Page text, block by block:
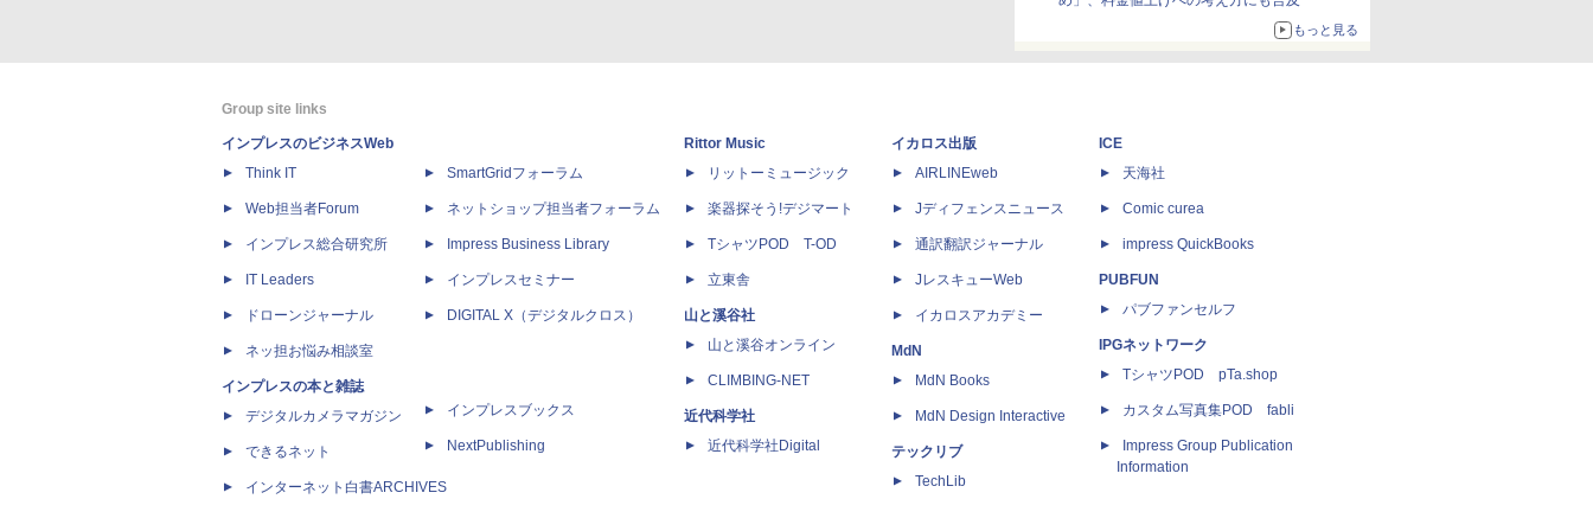
もっと見る
Group site links
インプレスのビジネスWeb
Think IT
Web担当者Forum
インプレス総合研究所
IT Leaders
ドローンジャーナル
ネッ担お悩み相談室
インプレスの本と雑誌
デジタルカメラマガジン
できるネット
インターネット白書ARCHIVES
SmartGridフォーラム
ネットショップ担当者フォーラム
Impress Business Library
インプレスセミナー
DIGITAL X（デジタルクロス）
インプレスブックス
NextPublishing
Rittor Music
リットーミュージック
楽器探そう!デジマート
TシャツPOD T-OD
立東舎
山と溪谷社
山と溪谷オンライン
CLIMBING-NET
近代科学社
近代科学社Digital
イカロス出版
AIRLINEweb
Jディフェンスニュース
通訳翻訳ジャーナル
JレスキューWeb
イカロスアカデミー
MdN
MdN Books
MdN Design Interactive
テックリブ
TechLib
ICE
天海社
Comic curea
impress QuickBooks
PUBFUN
パブファンセルフ
IPGネットワーク
TシャツPOD pTa.shop
カスタム写真集POD fabli
Impress Group Publication
Information